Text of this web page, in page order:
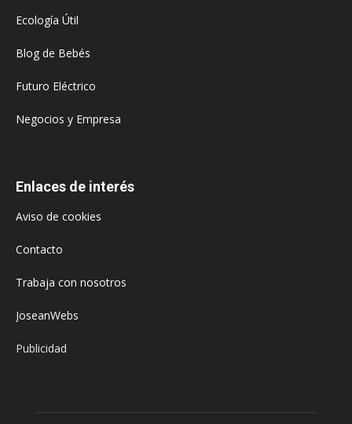
Ecología Útil
Blog de Bebés
Futuro Eléctrico
Negocios y Empresa
Enlaces de interés
Aviso de cookies
Contacto
Trabaja con nosotros
JoseanWebs
Publicidad